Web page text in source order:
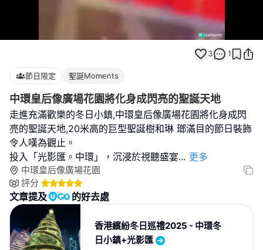
100.00%
3 1
節日限定 聖誕Moments
中環皇后像廣場花園將化身成閃亮的聖誕天地
走進充滿歡樂的冬日小鎮,中環皇后像廣場花園將化身成閃
亮的聖誕天地,20米高的巨型聖誕樹和琳 瑯滿目的節日裝飾
令人嘆為觀止。
投入「光影匯。中環」，沉浸於視聽盛宴... 更多
中環皇后像廣場花園
評分
文章提及 的好去處
香港繽紛冬日巡禮2025 - 中環冬
日小鎮+光影匯